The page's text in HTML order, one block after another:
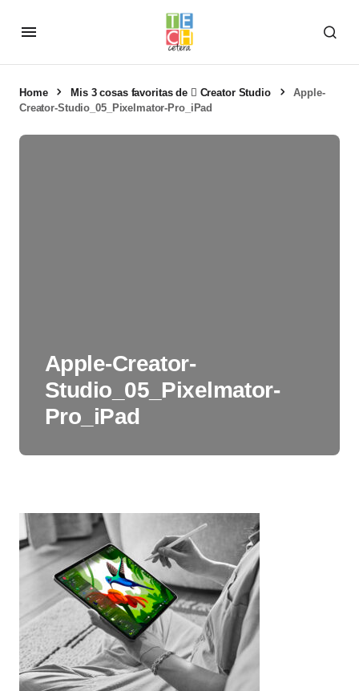
Home Mis 3 cosas favoritas de  Creator Studio
Apple-
Creator-Studio_05_Pixelmator-Pro_iPad
Apple-Creator-
Studio_05_Pixelmator-
Pro_iPad